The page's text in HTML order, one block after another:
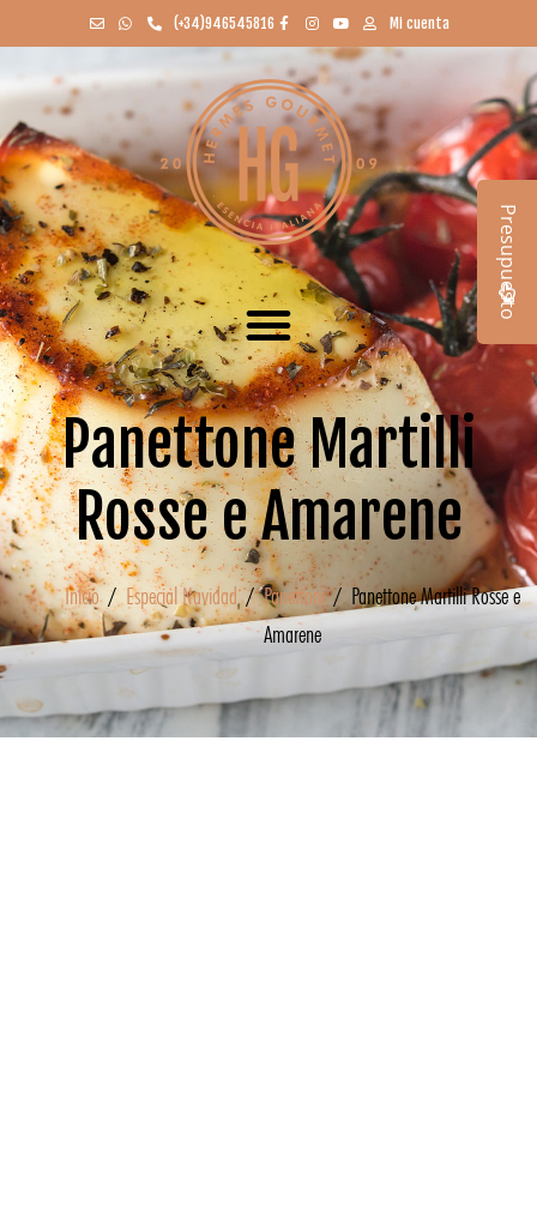
(+34)946545816 Mi cuenta
Panettone Martilli
Rosse e Amarene
Inicio/Especial Navidad/Panettoni/ Panettone Martilli Rosse e
Amarene
Presupuesto